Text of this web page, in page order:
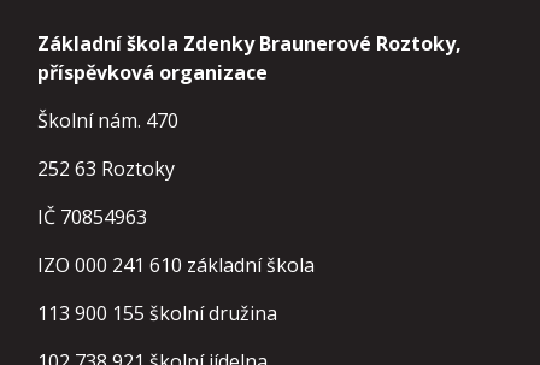
Základní škola Zdenky Braunerové Roztoky,
příspěvková organizace
Školní nám. 470
252 63 Roztoky
IČ 70854963
IZO 000 241 610 základní škola
113 900 155 školní družina